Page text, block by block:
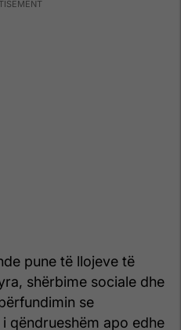
pune të llojeve të
shërbime sociale dhe
se
qëndrueshëm apo edhe